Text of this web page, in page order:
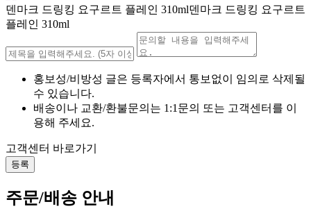
덴마크 드링킹 요구르트 플레인 310ml덴마크 드링킹 요구르트
플레인 310ml
홍보성/비방성 글은 등록자에서 통보없이 임의로 삭제될
수 있습니다.
배송이나 교환/환불문의는 1:1문의 또는 고객센터를 이
용해 주세요.
고객센터 바로가기
등록
주문/배송 안내